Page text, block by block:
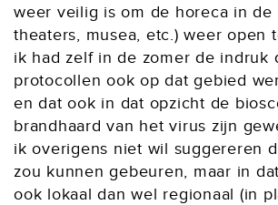
weer veilig is om de horeca in de
theaters, musea, etc.) weer open
ik had zelf in de zomer de indruk
protocollen ook op dat gebied
en dat ook in dat opzicht de
brandhaard van het virus zijn
ik overigens niet wil suggereren
zou kunnen gebeuren, maar in
ook lokaal dan wel regionaal (in